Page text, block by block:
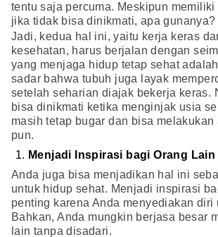
tentu saja percuma. Meskipun memiliki
jika tidak bisa dinikmati, apa gunanya?
Jadi, kedua hal ini, yaitu kerja keras
kesehatan, harus berjalan dengan
yang menjaga hidup tetap sehat
sadar bahwa tubuh juga layak
setelah seharian diajak bekerja keras.
bisa dinikmati ketika menginjak usia
masih tetap bugar dan bisa melakukan
pun.
Menjadi Inspirasi bagi Orang Lain
Anda juga bisa menjadikan hal ini
untuk hidup sehat. Menjadi inspirasi
penting karena Anda menyediakan diri
Bahkan, Anda mungkin berjasa besar
lain tanpa disadari.